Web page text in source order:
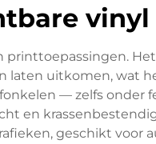
vinyl
printtoepassingen.
uitkomen, wat
— zelfs
en
geschikt voor